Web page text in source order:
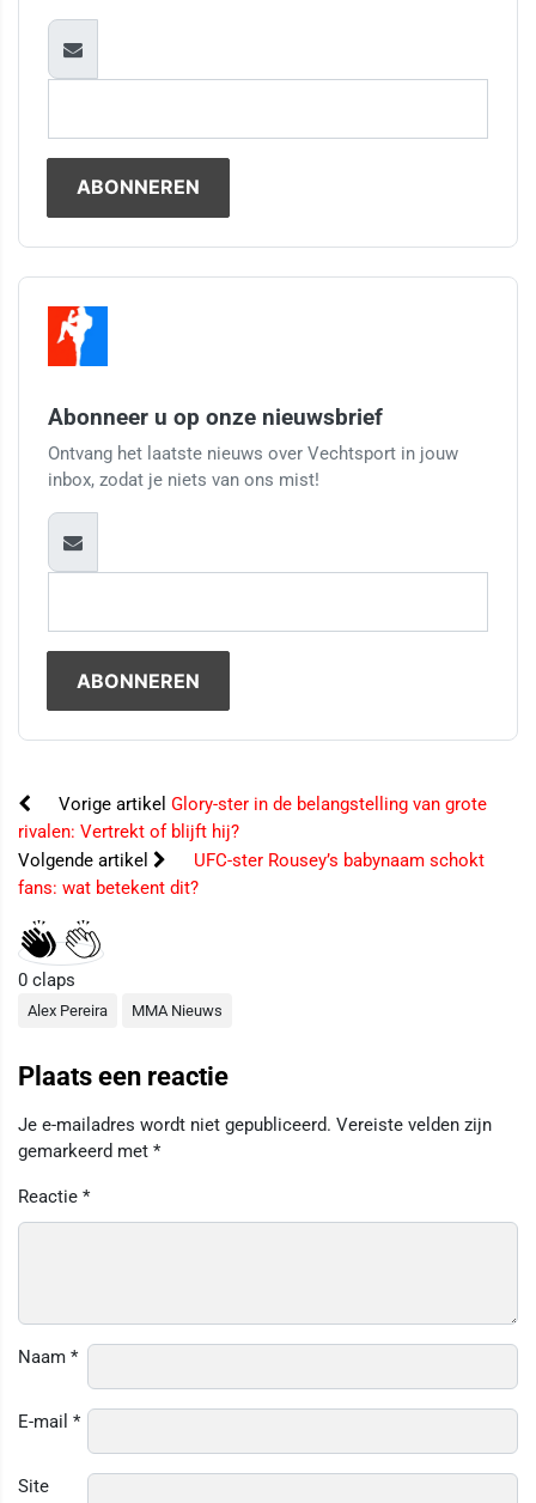
Abonneer u op onze nieuwsbrief
Ontvang het laatste nieuws over Vechtsport in jouw
inbox, zodat je niets van ons mist!
Vorige artikel Glory-ster in de belangstelling van grote
rivalen: Vertrekt of blijft hij?
Volgende artikel
UFC-ster Rousey’s babynaam schokt
fans: wat betekent dit?
0 claps
Alex Pereira MMA Nieuws
Plaats een reactie
Je e-mailadres wordt niet gepubliceerd. Vereiste velden zijn
gemarkeerd met *
Reactie *
Naam *
E-mail *
Site